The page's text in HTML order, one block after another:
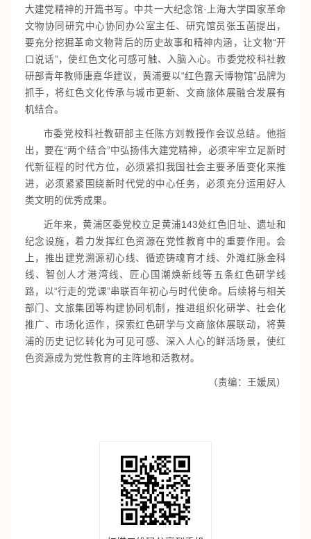
大建党精神的开篇书写。中共一大纪念馆·上海大学国家革命
文物协同研究中心协同办公室主任、研究馆员张玉菡提出，
要充分挖掘革命文物背后的历史故事和精神内涵，让文物“开
口说话”，使红色文化可感可触、入脑入心。市委党校科社教
研部青年教师唐嘉华建议，黄浦要以“红色露天博物馆”品牌为
抓手，将红色文化传承与城市更新、文商旅体展融合发展有
机结合。
市委党校科社教研部主任陈方刘教授作会议总结。他指
出，要在“两个结合”中弘扬伟大建党精神，必须牢牢立足新时
代新征程的时代方位，必须紧扣我国社会主要矛盾变化来推
进，必须紧紧围绕新时代党的中心任务，必须充分运用好人
类文明的优秀成果。
近年来，黄浦区委党校立足黄浦143处红色旧址、遗址和
纪念设施，着力发挥红色资源在党性教育中的重要作用。会
上，推出建党溯源初心线、循迹铸魂育才线、外滩红脉金科
线、智创人才港湾线、匠心国潮焕新线等五条红色研学线
路，以“行走的党课”串联百年初心与时代使命。后续将与相关
部门、文旅集团等构建协同机制，推进组织化研学、社会化
推广、市场化运作，探索红色研学与文商旅体展联动，将黄
浦的历史记忆转化为可见可感、深入人心的鲜活场景，使红
色资源成为党性教育的主阵地和活教材。
（责编：王媛凤）